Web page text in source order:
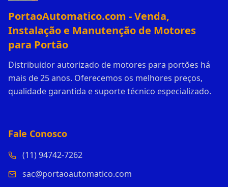
PortaoAutomatico.com - Venda,
Instalação e Manutenção de Motores
para Portão
Distribuidor autorizado de motores para portões há
mais de 25 anos. Oferecemos os melhores preços,
qualidade garantida e suporte técnico especializado.
Fale Conosco
(11) 94742-7262
sac@portaoautomatico.com